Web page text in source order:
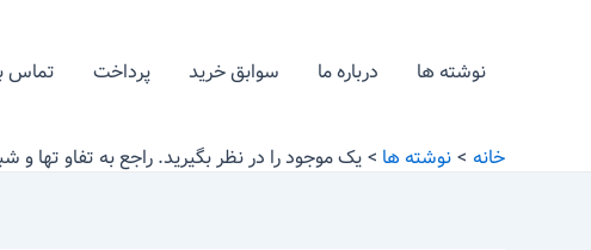
نوشته ها درباره ما سوابق خرید پرداخت تماس
خانه نوشته ها یک موجود را در نظر بگیرید. راجع به تفاو تها و